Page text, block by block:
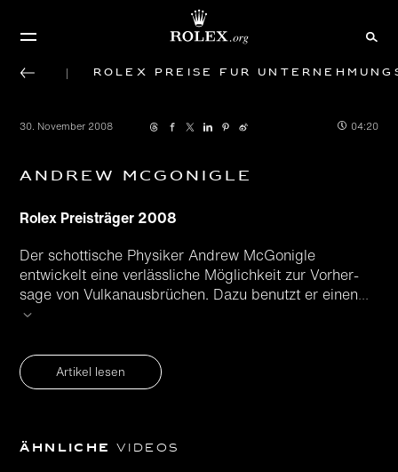
Rolex Preise für
30. November 2008 04:20
Andrew McGonigle
Rolex Preisträger 2008
Der schottische Physiker Andrew McGonigle
entwickelt eine verläss­liche Möglichkeit zur Vorher­
sage von Vulkan­ausbrüchen. Dazu benutzt er einen...
Artikel lesen
Ähnliche Videos